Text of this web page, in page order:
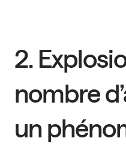
2.
nombre
un